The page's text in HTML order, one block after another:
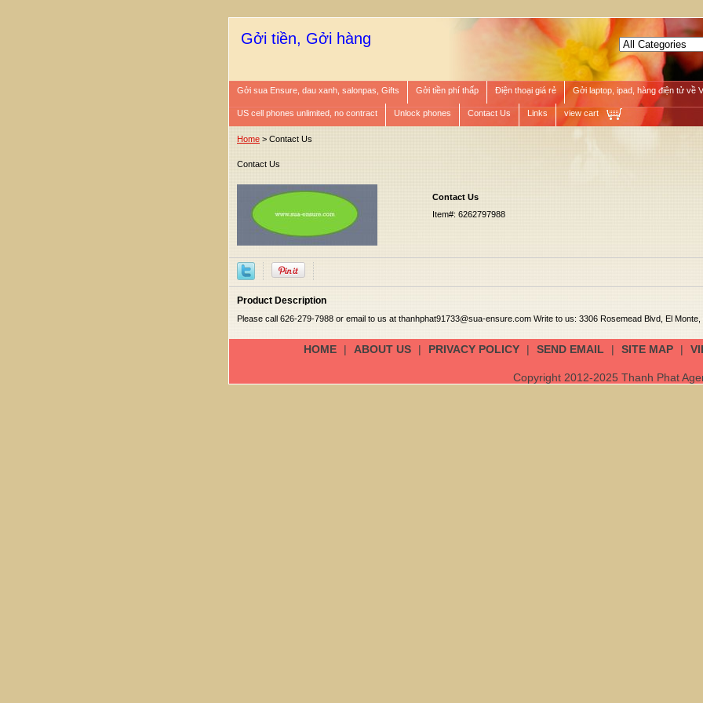
Gởi tiền, Gởi hàng
Gởi sua Ensure, dau xanh, salonpas, Gifts Gởi tiền phí thấp Điện thoại giá rẻ Gởi laptop, ipad, hàng điện tử về
US cell phones unlimited, no contract Unlock phones Contact Us Links view cart
Home > Contact Us
Contact Us
Contact Us
Item#: 6262797988
Product Description
Please call 626-279-7988 or email to us at thanhphat91733@sua-ensure.com Write to us: 3306 Rosemead Blvd, El Monte,
HOME | ABOUT US | PRIVACY POLICY | SEND EMAIL | SITE MAP |
Copyright 2012-2025 Thanh Phat